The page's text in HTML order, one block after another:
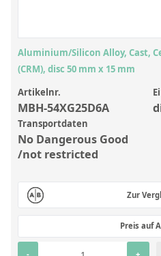
Custom-Made
Übersicht: Kundenspezifische
Anorganische wässrige
Organische Analyten |
Metallstandards | Setting Up
Kundenspezifische
Pharmazeutische und organische
Aluminium/Silicon Alloy, Cast,
(CRM), disc 50 mm x 15 mm
Artikelnr.
MBH-54XG25D6A
Transportdaten
No Dangerous Good
/not restricted
Zur
Preis auf